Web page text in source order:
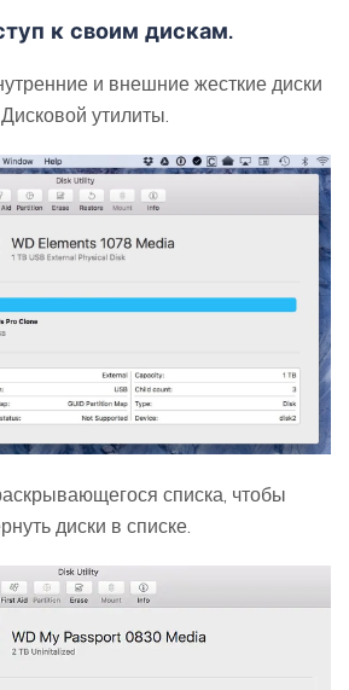
к своим дискам.
и внешние жесткие диски
утилиты.
списка, чтобы
диски в списке.